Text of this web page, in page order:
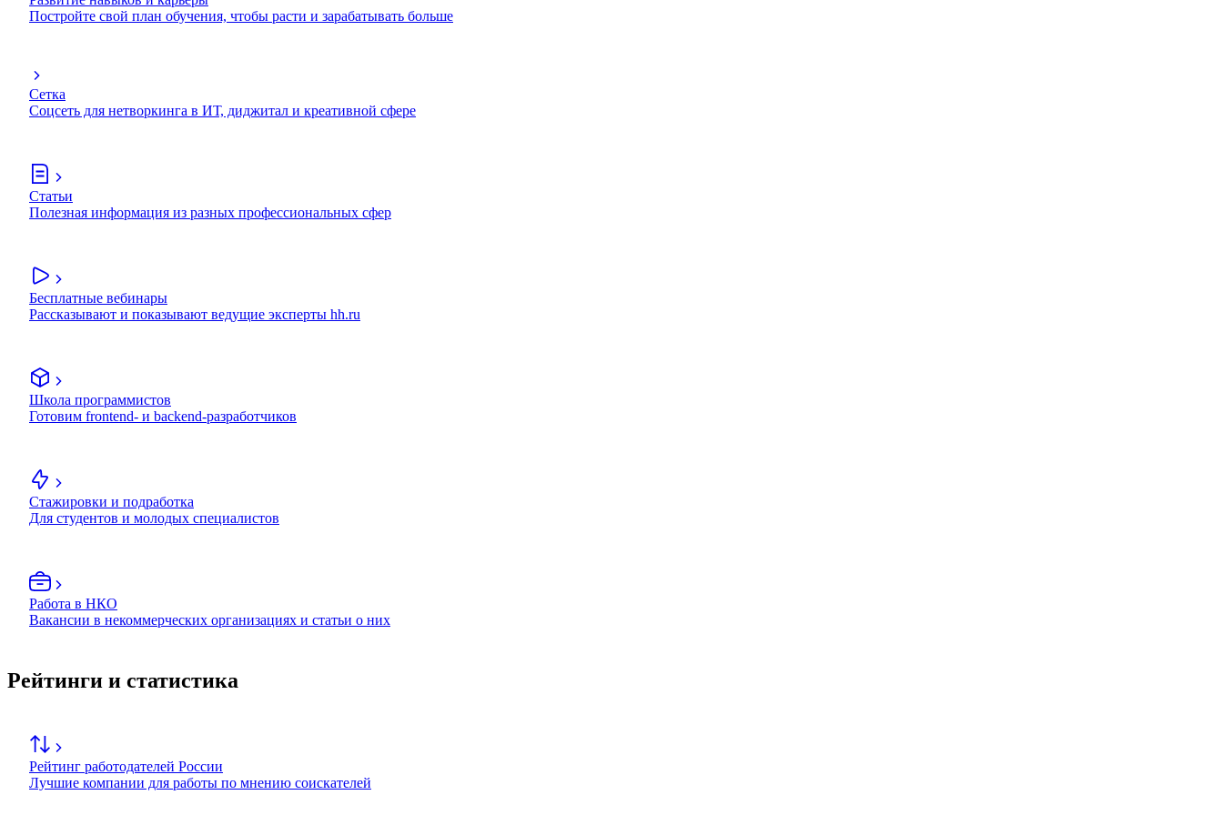
Постройте свой план обучения, чтобы расти и зарабатывать больше
Сетка
Соцсеть для нетворкинга в ИТ, диджитал и креативной сфере
Статьи
Полезная информация из разных профессиональных сфер
Бесплатные вебинары
Рассказывают и показывают ведущие эксперты hh.ru
Школа программистов
Готовим frontend- и backend-разработчиков
Стажировки и подработка
Для студентов и молодых специалистов
Работа в НКО
Вакансии в некоммерческих организациях и статьи о них
Рейтинги и статистика
Рейтинг работодателей России
Лучшие компании для работы по мнению соискателей